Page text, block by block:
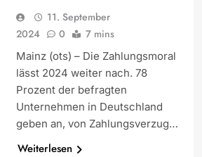
11. September
2024
0 7 mins
Mainz (ots) – Die Zahlungsmoral
lässt 2024 weiter nach. 78
Prozent der befragten
Unternehmen in Deutschland
geben an, von Zahlungsverzug…
Weiterlesen